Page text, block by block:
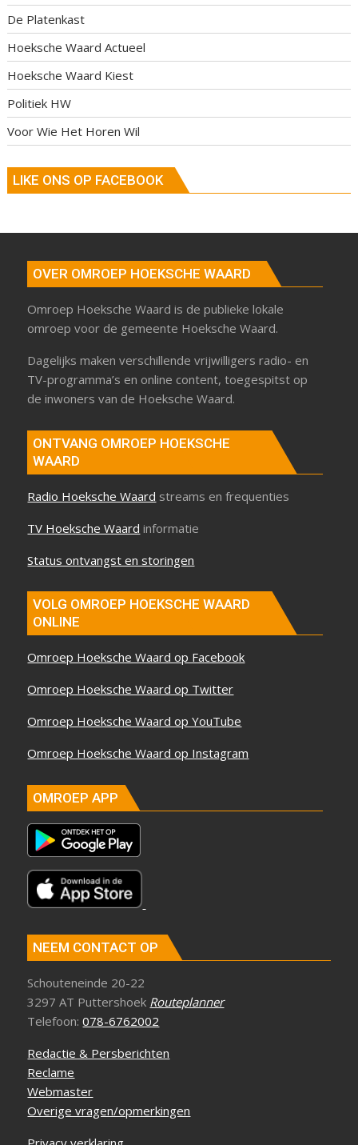
De Platenkast
Hoeksche Waard Actueel
Hoeksche Waard Kiest
Politiek HW
Voor Wie Het Horen Wil
LIKE ONS OP FACEBOOK
OVER OMROEP HOEKSCHE WAARD
Omroep Hoeksche Waard is de publieke lokale
omroep voor de gemeente Hoeksche Waard.
Dagelijks maken verschillende vrijwilligers radio- en
TV-programma’s en online content, toegespitst op
de inwoners van de Hoeksche Waard.
ONTVANG OMROEP HOEKSCHE
WAARD
Radio Hoeksche Waard streams en frequenties
TV Hoeksche Waard informatie
Status ontvangst en storingen
VOLG OMROEP HOEKSCHE WAARD
ONLINE
Omroep Hoeksche Waard op Facebook
Omroep Hoeksche Waard op Twitter
Omroep Hoeksche Waard op YouTube
Omroep Hoeksche Waard op Instagram
OMROEP APP
NEEM CONTACT OP
Schouteneinde 20-22
3297 AT Puttershoek Routeplanner
Telefoon:078-6762002
Redactie & Persberichten
Reclame
Webmaster
Overige vragen/opmerkingen